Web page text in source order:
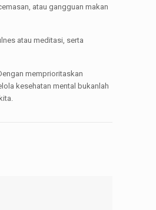
atau gangguan makan
atau meditasi, serta
memprioritaskan
kesehatan mental bukanlah